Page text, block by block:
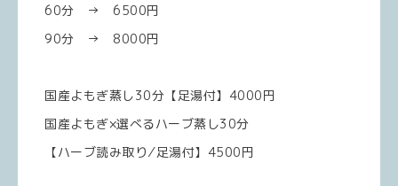
60分 → 6500円
90分 → 8000円
国産よもぎ蒸し30分【足湯付】4000円
国産よもぎ×選べるハーブ蒸し30分
【ハーブ読み取り⁄足湯付】4500円